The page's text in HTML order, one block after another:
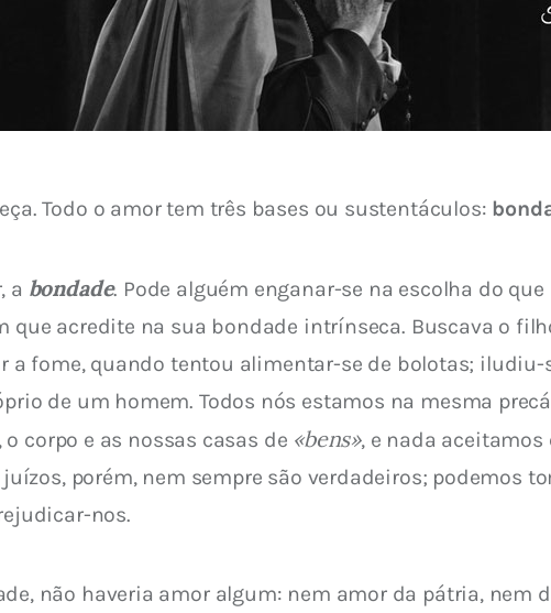
Todo o amor tem três bases ou sustentáculos:
a bondade. Pode alguém enganar-se na escolha do
que acredite na sua bondade intrínseca. Buscava o
a fome, quando tentou alimentar-se de bolotas;
de um homem. Todos nós estamos na mesma
corpo e as nossas casas de «bens», e nada aceitamos
porém, nem sempre são verdadeiros; podemos
nos.
não haveria amor algum: nem amor da pátria, nem